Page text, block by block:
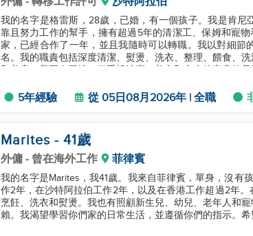
我的名字是格雷斯，28歲，已婚，有一個孩子。我是肯尼
靠且努力工作的幫手，擁有超過5年的清潔工、保姆和寵
家，已經合作了一年，並且我隨時可以轉職。我以對細節
名。我的職責包括深度清潔、熨燙、洗衣、整理、餵食、
5年經驗 從 05日08月2026年 | 全職
Marites - 41歲
外傭 - 曾在海外工作 菲律賓
我的名字是Marites，我41歲。我來自菲律賓，單身，沒有
作2年，在沙特阿拉伯工作2年，以及在香港工作超過2年。
烹飪、洗衣和熨燙。我也有照顧新生兒、幼兒、老年人和
賴。我渴望學習你們家的日常生活，並遵循你們的指示。